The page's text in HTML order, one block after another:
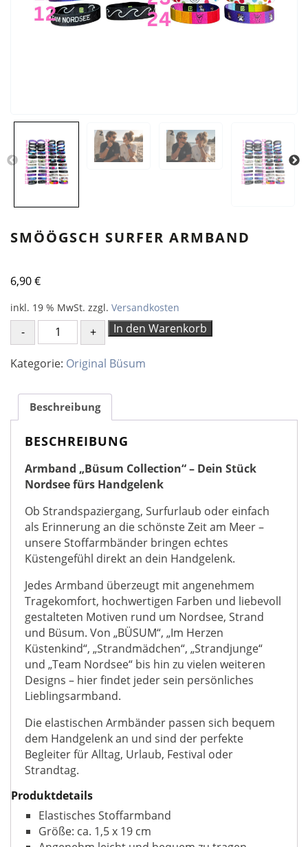
SMÖÖGSCH SURFER ARMBAND
6,90€
inkl. 19 % MwSt. zzgl. Versandkosten
smöögsch
SURFER
ARMBAND
Menge
In den Warenkorb
Kategorie: Original Büsum
Beschreibung
BESCHREIBUNG
Armband „Büsum Collection“ – Dein Stück
Nordsee fürs Handgelenk
Ob Strandspaziergang, Surfurlaub oder einfach
als Erinnerung an die schönste Zeit am Meer –
unsere Stoffarmbänder bringen echtes
Küstengefühl direkt an dein Handgelenk.
Jedes Armband überzeugt mit angenehmem
Tragekomfort, hochwertigen Farben und liebevoll
gestalteten Motiven rund um Nordsee, Strand
und Büsum. Von „BÜSUM“, „Im Herzen
Küstenkind“, „Strandmädchen“, „Strandjunge“
und „Team Nordsee“ bis hin zu vielen weiteren
Designs – hier findet jeder sein persönliches
Lieblingsarmband.
Die elastischen Armbänder passen sich bequem
dem Handgelenk an und sind der perfekte
Begleiter für Alltag, Urlaub, Festival oder
Strandtag.
Produktdetails
Elastisches Stoffarmband
Größe: ca. 1,5 x 19 cm